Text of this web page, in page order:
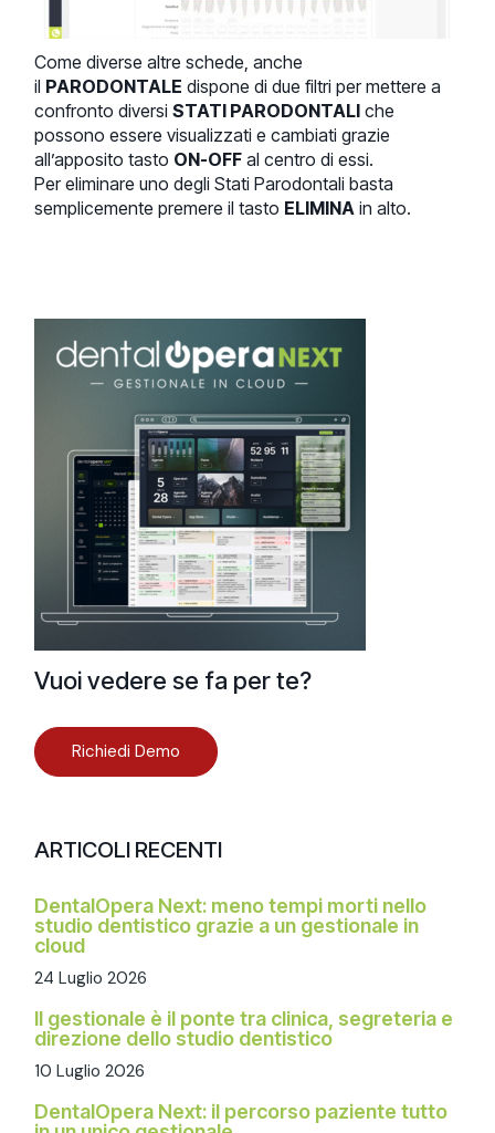
Come diverse altre schede, anche
il PARODONTALE dispone di due filtri per mettere a
confronto diversiSTATI PARODONTALI che
possono essere visualizzati e cambiati grazie
all’apposito tasto ON-OFF al centro di essi.
Per eliminare uno degli Stati Parodontali basta
semplicemente premere il tasto ELIMINA in alto.
Vuoi vedere se fa per te?
Richiedi Demo
ARTICOLI RECENTI
DentalOpera Next: meno tempi morti nello
studio dentistico grazie a un gestionale in
cloud
24 Luglio 2026
Il gestionale è il ponte tra clinica, segreteria e
direzione dello studio dentistico
10 Luglio 2026
DentalOpera Next: il percorso paziente tutto